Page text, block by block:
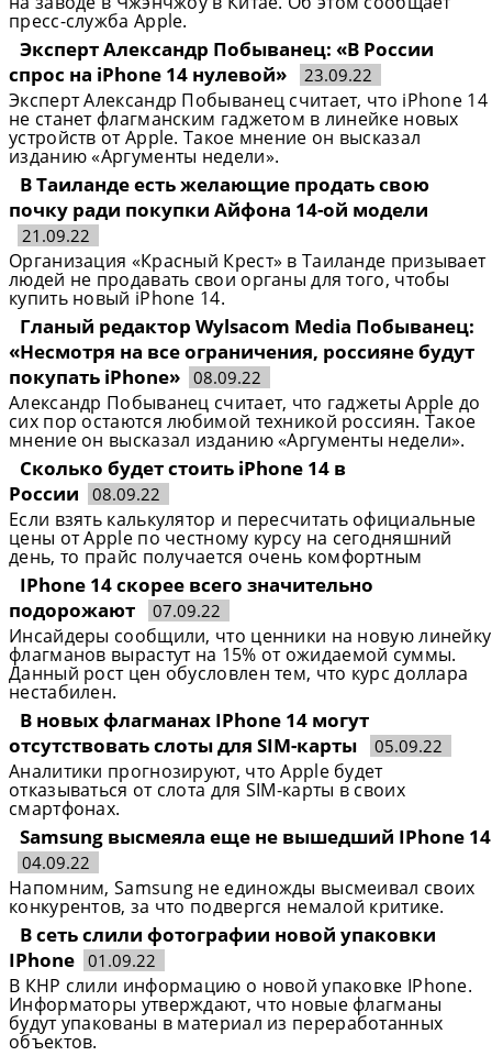
пресс-служба Apple.
Эксперт Александр Побыванец: «В России
спрос на iPhone 14 нулевой»
23.09.22
Эксперт Александр Побыванец считает, что iPhone 14
не станет флагманским гаджетом в линейке новых
устройств от Apple. Такое мнение он высказал
изданию «Аргументы недели».
В Таиланде есть желающие продать свою
почку ради покупки Айфона 14-ой модели​
21.09.22
Организация «Красный Крест» в Таиланде призывает
людей не продавать свои органы для того, чтобы
купить новый iPhone 14.
Гланый редактор Wylsacom Media Побыванец:
«Несмотря на все ограничения, россияне будут
покупать iPhone» 08.09.22
Александр Побыванец считает, что гаджеты Apple до
сих пор остаются любимой техникой россиян. Такое
мнение он высказал изданию «Аргументы недели».
Сколько будет стоить iPhone 14 в
России
08.09.22
Если взять калькулятор и пересчитать официальные
цены от Apple по честному курсу на сегодняшний
день, то прайс получается очень комфортным
IPhone 14 скорее всего значительно
подорожают
07.09.22
Инсайдеры сообщили, что ценники на новую линейку
флагманов вырастут на 15% от ожидаемой суммы.
Данный рост цен обусловлен тем, что курс доллара
нестабилен.
В новых флагманах IPhone 14 могут
отсутствовать слоты для SIM-карты
05.09.22
Аналитики прогнозируют, что Apple будет
отказываться от слота для SIM-карты в своих
смартфонах.
Samsung высмеяла еще не вышедший IPhone 14
04.09.22
Напомним, Samsung не единожды высмеивал своих
конкурентов, за что подвергся немалой критике.
В сеть слили фотографии новой упаковки
IPhone 01.09.22
В КНР слили информацию о новой упаковке IPhone.
Информаторы утверждают, что новые флагманы
будут упакованы в материал из переработанных
объектов.